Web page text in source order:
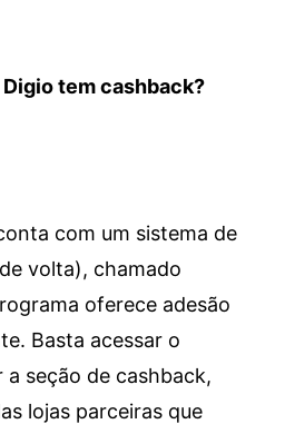
tem cashback?
com um sistema de
volta), chamado
oferece adesão
Basta acessar o
seção de cashback,
lojas parceiras que